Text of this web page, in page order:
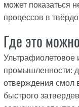
может показаться
процессов в
Где это
Ультрафиолетовое
промышленности:
отверждения смол
быстрого